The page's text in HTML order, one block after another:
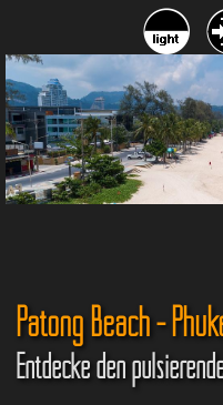
Patong Beach -
Entdecke den